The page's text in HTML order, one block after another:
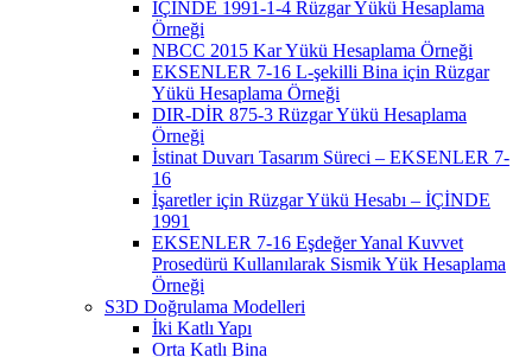
İÇİNDE 1991-1-4 Rüzgar Yükü Hesaplama
Örneği
NBCC 2015 Kar Yükü Hesaplama Örneği
EKSENLER 7-16 L-şekilli Bina için Rüzgar
Yükü Hesaplama Örneği
DIR-DİR 875-3 Rüzgar Yükü Hesaplama
Örneği
İstinat Duvarı Tasarım Süreci – EKSENLER 7-
16
İşaretler için Rüzgar Yükü Hesabı – İÇİNDE
1991
EKSENLER 7-16 Eşdeğer Yanal Kuvvet
Prosedürü Kullanılarak Sismik Yük Hesaplama
Örneği
S3D Doğrulama Modelleri
İki Katlı Yapı
Orta Katlı Bina